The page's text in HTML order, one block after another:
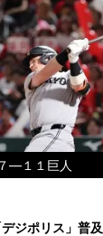
―１１巨人
デジポリス」普